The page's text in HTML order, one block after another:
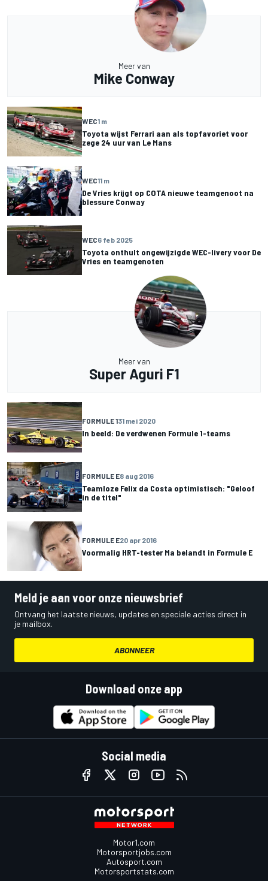
Meer van
Mike Conway
WEC1 m
Toyota wijst Ferrari aan als topfavoriet voor
zege 24 uur van Le Mans
WEC11 m
De Vries krijgt op COTA nieuwe teamgenoot na
blessure Conway
WEC6 feb 2025
Toyota onthult ongewijzigde WEC-livery voor De
Vries en teamgenoten
Meer van
Super Aguri F1
FORMULE 131 mei 2020
In beeld: De verdwenen Formule 1-teams
FORMULE E8 aug 2016
Teamloze Felix da Costa optimistisch: "Geloof
in de titel"
FORMULE E20 apr 2016
Voormalig HRT-tester Ma belandt in Formule E
Meld je aan voor onze nieuwsbrief
Ontvang het laatste nieuws, updates en speciale acties direct in
je mailbox.
ABONNEER
Download onze app
Social media
Motor1.com
Motorsportjobs.com
Autosport.com
Motorsportstats.com